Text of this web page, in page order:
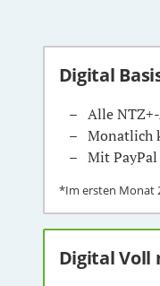
Digital
Alle
Monatlich
Mit
*Im ersten Monat
Digital Voll